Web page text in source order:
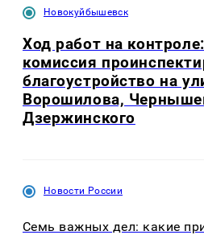
Новокуйбышевск
Ход работ на
комиссия
благоустройство на
Ворошилова,
Дзержинского
Новости России
Семь важных дел: какие